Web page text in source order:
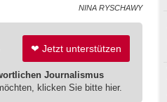
NINA RYSCHAWY
❤ Jetzt unterstützen
Journalismus
klicken Sie bitte hier.